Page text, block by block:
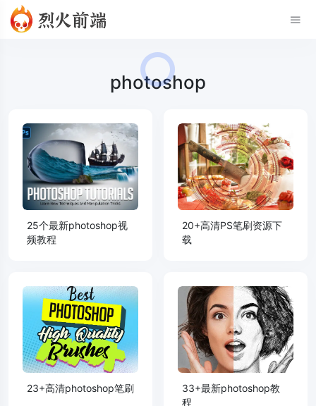
photoshop
25个最新photoshop视
频教程
20+高清PS笔刷资源下
载
23+高清photoshop笔刷
33+最新photoshop教
程